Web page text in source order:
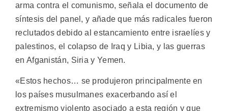
arma contra el comunismo, señala el documento de
síntesis del panel, y añade que más radicales fueron
reclutados debido al estancamiento entre israelíes y
palestinos, el colapso de Iraq y Libia, y las guerras
en Afganistán, Siria y Yemen.
«Estos hechos… se produjeron principalmente en
los países musulmanes exacerbando así el
extremismo violento asociado a esta región y que